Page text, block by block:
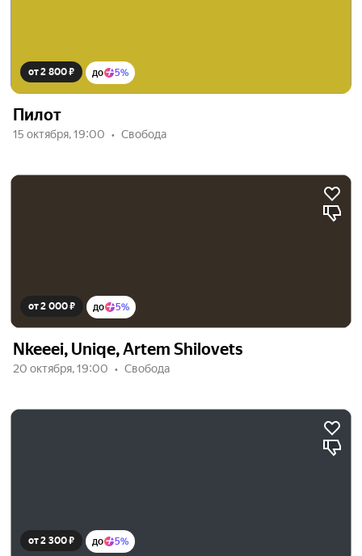
от 2 800 ₽ до 5%
Пилот
15 октября, 19:00 Свобода
от 2 000 ₽ до 5%
Nkeeei, Uniqe, Artem Shilovets
20 октября, 19:00 Свобода
от 2 300 ₽ до 5%